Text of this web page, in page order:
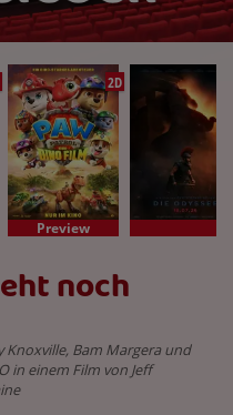
2D
Preview
noch
Knoxville, Bam Margera und
in einem Film von Jeff